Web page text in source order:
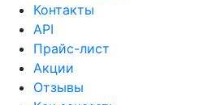
Контакты
API
Прайс-лист
Акции
Отзывы